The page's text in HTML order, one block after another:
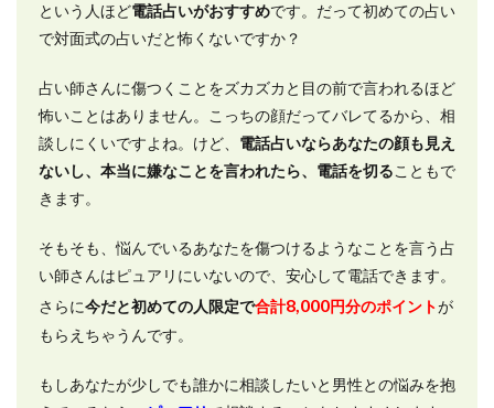
という人ほど電話占いがおすすめです。だって初めての占い
で対面式の占いだと怖くないですか？
占い師さんに傷つくことをズカズカと目の前で言われるほど
怖いことはありません。こっちの顔だってバレてるから、相
談しにくいですよね。けど、 電話占いならあなたの顔も見え
ないし、本当に嫌なことを言われたら、電話を切ることもで
きます。
そもそも、悩んでいるあなたを傷つけるようなことを言う占
い師さんはピュアリにいないので、安心して電話できます。
さらに今だと初めての人限定で合計8,000円分のポイントが
もらえちゃうんです。
もしあなたが少しでも誰かに相談したいと男性との悩みを抱